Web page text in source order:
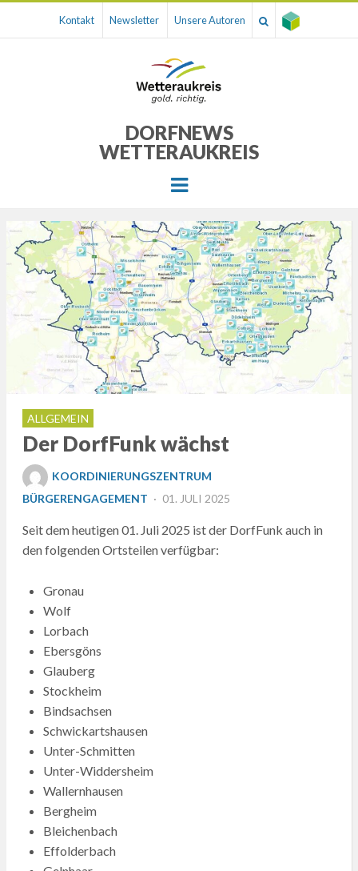
Kontakt Newsletter Unsere Autoren
DORFNEWS
WETTERAUKREIS
Menu
ALLGEMEIN
Der DorfFunk wächst
KOORDINIERUNGSZENTRUM
BÜRGERENGAGEMENT
POSTED
01. JULI 2025
Seit dem heutigen 01. Juli 2025 ist der DorfFunk auch in
den folgenden Ortsteilen verfügbar:
Gronau
Wolf
Lorbach
Ebersgöns
Glauberg
Stockheim
Bindsachsen
Schwickartshausen
Unter-Schmitten
Unter-Widdersheim
Wallernhausen
Bergheim
Bleichenbach
Effolderbach